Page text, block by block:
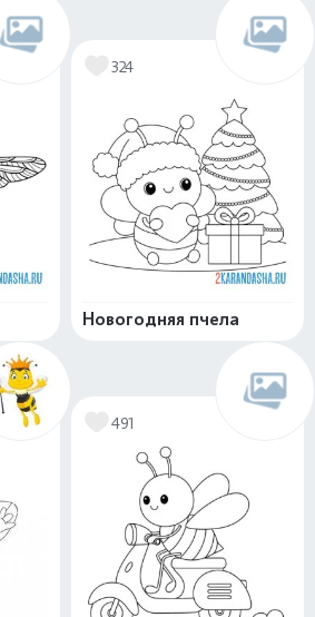
324
Новогодняя пчела
491